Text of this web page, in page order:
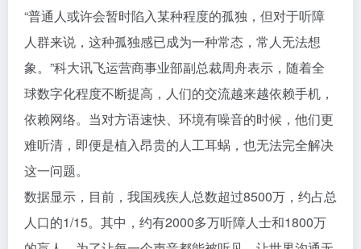
“普通人或许会暂时陷入某种程度的孤独，但对于听障
人群来说，这种孤独感已成为一种常态，常人无法想
象。”科大讯飞运营商事业部副总裁周舟表示，随着全
球数字化程度不断提高，人们的交流越来越依赖手机，
依赖网络。当对方语速快、环境有噪音的时候，他们更
难听清，即便是植入昂贵的人工耳蜗，也无法完全解决
这一问题。
数据显示，目前，我国残疾人总数超过8500万，约占总
人口的1/15。其中，约有2000多万听障人士和1800万